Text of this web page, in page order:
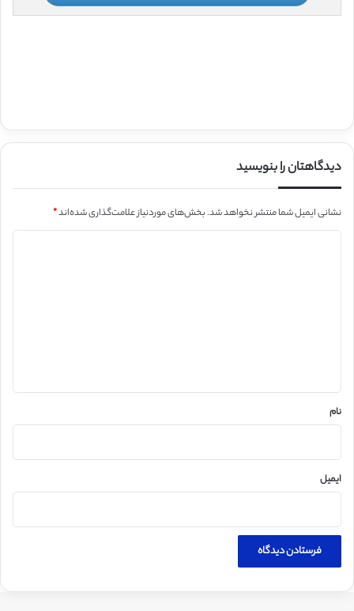
دیدگاهتان را بنویسید
نشانی ایمیل شما منتشر نخواهد شد.بخش‌های موردنیاز علامت‌گذاری شده‌اند*
نام
ایمیل